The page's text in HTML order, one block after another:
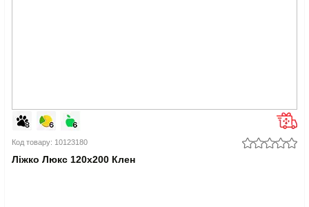
Код товару: 10123180
Ліжко Люкс 120x200 Клен